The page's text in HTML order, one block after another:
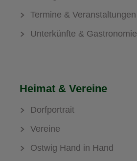
Termine & Veranstaltungen
Unterkünfte & Gastronomie
Heimat & Vereine
Dorfportrait
Vereine
Ostwig Hand in Hand